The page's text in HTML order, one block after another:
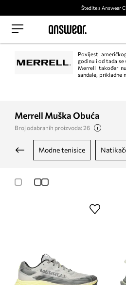
Štedite s Answear
Povijest
godinu i od tada
Merrell također
sandale, prikladne
Merrell Muška Obuća
Broj odabranih proizvoda: 26
modne tenisice